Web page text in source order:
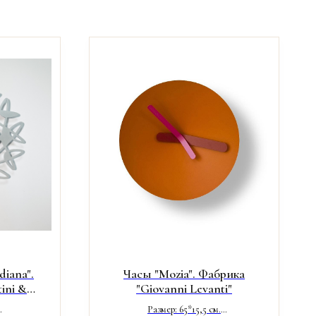
&
Часы "Mozia". Фабрика
"Giovanni Levanti"
Размер: 65*15,5 см.